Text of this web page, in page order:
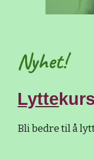
Nyhet!
Lyttekurs
Bli bedre til å